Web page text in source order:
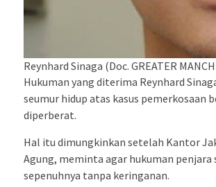
Reynhard Sinaga (Doc. GREATER
Hukuman yang diterima Reynhard
seumur hidup atas kasus
diperberat.
Hal itu dimungkinkan setelah Kantor
Agung, meminta agar hukuman penjara
sepenuhnya tanpa keringanan.